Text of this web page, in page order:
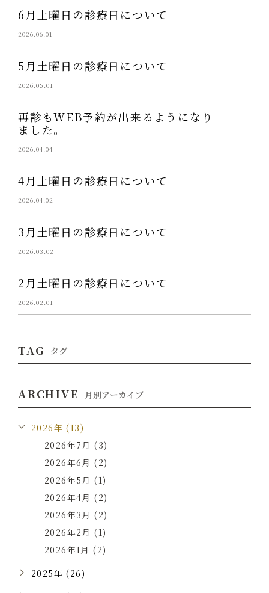
6月土曜日の診療日について
2026.06.01
5月土曜日の診療日について
2026.05.01
再診もWEB予約が出来るようになり
ました。
2026.04.04
4月土曜日の診療日について
2026.04.02
3月土曜日の診療日について
2026.03.02
2月土曜日の診療日について
2026.02.01
TAG タグ
ARCHIVE 月別アーカイブ
2026年 (13)
2026年7月 (3)
2026年6月 (2)
2026年5月 (1)
2026年4月 (2)
2026年3月 (2)
2026年2月 (1)
2026年1月 (2)
2025年 (26)